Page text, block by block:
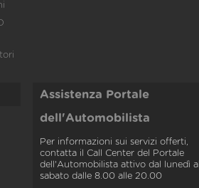
Assistenza Portale
dell'Automobilista
Per informazioni sui servizi offerti,
contatta il Call Center del Portale
dell'Automobilista attivo dal lunedì al
sabato dalle 8.00 alle 20.00